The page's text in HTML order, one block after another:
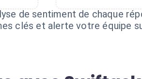
de sentiment de chaque
clés et alerte votre équipe